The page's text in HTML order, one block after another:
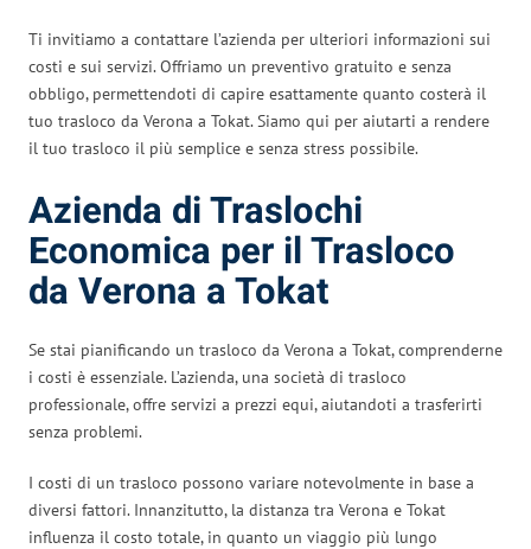
Ti invitiamo a contattare l’azienda per ulteriori informazioni sui
costi e sui servizi. Offriamo un preventivo gratuito e senza
obbligo, permettendoti di capire esattamente quanto costerà il
tuo trasloco da Verona a Tokat. Siamo qui per aiutarti a rendere
il tuo trasloco il più semplice e senza stress possibile.
Azienda di Traslochi
Economica per il Trasloco
da Verona a Tokat
Se stai pianificando un trasloco da Verona a Tokat, comprenderne
i costi è essenziale. L’azienda, una società di trasloco
professionale, offre servizi a prezzi equi, aiutandoti a trasferirti
senza problemi.
I costi di un trasloco possono variare notevolmente in base a
diversi fattori. Innanzitutto, la distanza tra Verona e Tokat
influenza il costo totale, in quanto un viaggio più lungo